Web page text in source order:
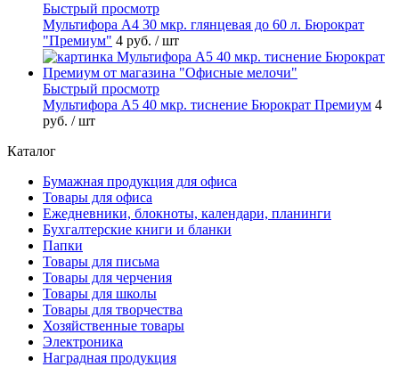
Быстрый просмотр
Мультифора А4 30 мкр. глянцевая до 60 л. Бюрократ
"Премиум" 4 руб. / шт
Быстрый просмотр
Мультифора А5 40 мкр. тиснение Бюрократ Премиум 4
руб. / шт
Каталог
Бумажная продукция для офиса
Товары для офиса
Ежедневники, блокноты, календари, планинги
Бухгалтерские книги и бланки
Папки
Товары для письма
Товары для черчения
Товары для школы
Товары для творчества
Хозяйственные товары
Электроника
Наградная продукция